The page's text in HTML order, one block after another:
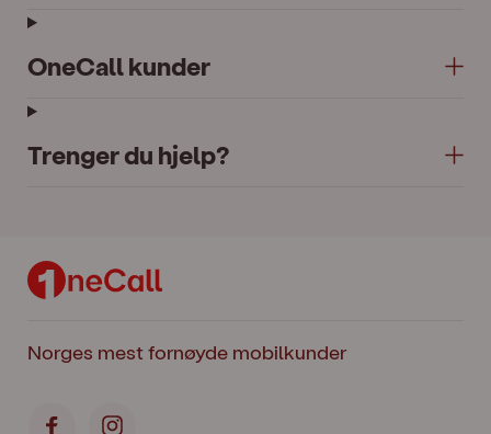
OneCall kunder
Trenger du hjelp?
Facebook
Norges mest fornøyde mobilkunder